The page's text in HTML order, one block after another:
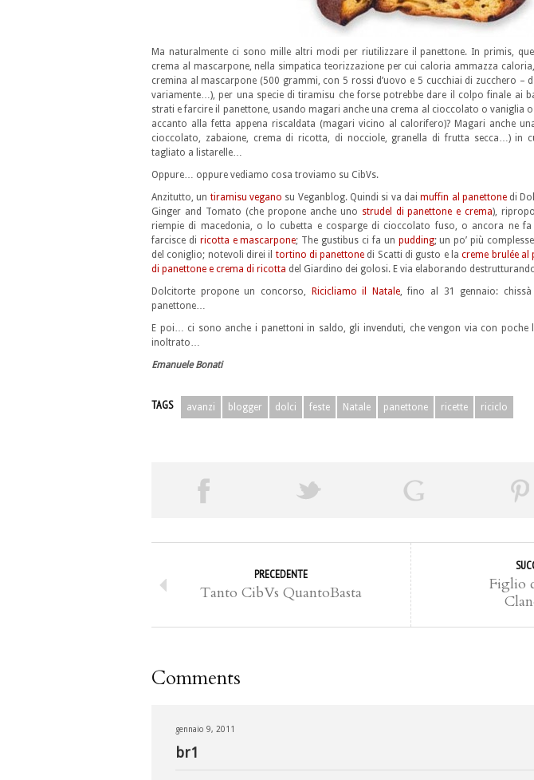
Ma naturalmente ci sono mille altri modi per riutilizzare il panettone. In primis,
crema al mascarpone, nella simpatica teorizzazione per cui caloria ammazza
cremina al mascarpone (500 grammi, con 5 rossi d’uovo e 5 cucchiai di zucchero –
variamente…), per una specie di tiramisu che forse potrebbe dare il colpo finale ai
strati e farcire il panettone, usando magari anche una crema al cioccolato o vaniglia
accanto alla fetta appena riscaldata (magari vicino al calorifero)? Magari anche
cioccolato, zabaione, crema di ricotta, di nocciole, granella di frutta secca…) in
tagliato a listarelle…
Oppure… oppure vediamo cosa troviamo su CibVs.
Anzitutto, un tiramisu vegano su Veganblog. Quindi si va daimuffin al panettonedi
Ginger and Tomato (che propone anche uno strudel di panettone e crema),
riempie di macedonia, o lo cubetta e cosparge di cioccolato fuso, o ancora ne fa
farcisce di ricotta e mascarpone; The gustibus ci fa un pudding; un po’ più
del coniglio; notevoli direi il tortino di panettone di Scatti di gusto e lacreme brulée al
di panettone e crema di ricotta del Giardino dei golosi. E via elaborando
Dolcitorte propone un concorso,
Ricicliamo il Natale, fino al 31 gennaio:
panettone…
E poi… ci sono anche i panettoni in saldo, gli invenduti, che vengon via con
inoltrato…
Emanuele Bonati
TAGS avanzi blogger dolci feste Natale panettone ricette riciclo
PRECEDENTE
Tanto CibVs QuantoBasta
Figlio
Comments
gennaio 9, 2011
br1